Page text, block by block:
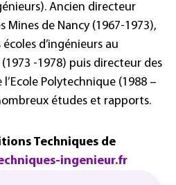
Ancien directeur
Mines de Nancy (1967-1973),
d’ingénieurs au
-1978) puis directeur des
Polytechnique (1988 –
études et rapports.
Techniques de
ingenieur.fr